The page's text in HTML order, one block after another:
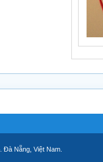
Đà Nẵng, Việt Nam.